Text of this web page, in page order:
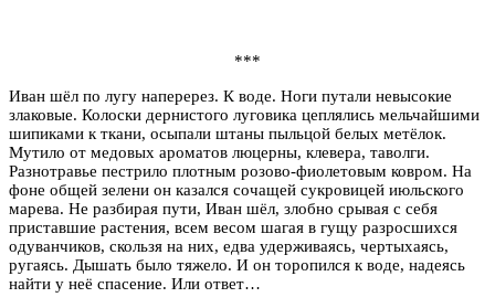
***
Иван шёл по лугу наперерез. К воде. Ноги путали невысокие
злаковые. Колоски дернистого луговика цеплялись мельчайшими
шипиками к ткани, осыпали штаны пыльцой белых метёлок.
Мутило от медовых ароматов люцерны, клевера, таволги.
Разнотравье пестрило плотным розово-фиолетовым ковром. На
фоне общей зелени он казался сочащей сукровицей июльского
марева. Не разбирая пути, Иван шёл, злобно срывая с себя
приставшие растения, всем весом шагая в гущу разросшихся
одуванчиков, скользя на них, едва удерживаясь, чертыхаясь,
ругаясь. Дышать было тяжело. И он торопился к воде, надеясь
найти у неё спасение. Или ответ…